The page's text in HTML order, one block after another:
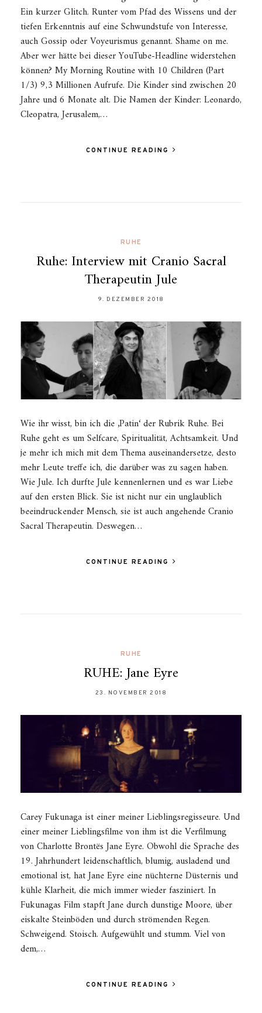
Ein kurzer Glitch. Runter vom Pfad des Wissens und der
tiefen Erkenntnis auf eine Schwundstufe von Interesse,
auch Gossip oder Voyeurismus genannt. Shame on me.
Aber wer hätte bei dieser YouTube-Headline widerstehen
können? My Morning Routine with 10 Children (Part
1/3) 9,3 Millionen Aufrufe. Die Kinder sind zwischen 20
Jahre und 6 Monate alt. Die Namen der Kinder: Leonardo,
Cleopatra, Jerusalem,…
CONTINUE READING
RUHE
Ruhe: Interview mit Cranio Sacral
Therapeutin Jule
9. DEZEMBER 2018
Wie ihr wisst, bin ich die ‚Patin‘ der Rubrik Ruhe. Bei
Ruhe geht es um Selfcare, Spiritualität, Achtsamkeit. Und
je mehr ich mich mit dem Thema auseinandersetze, desto
mehr Leute treffe ich, die darüber was zu sagen haben.
Wie Jule. Ich durfte Jule kennenlernen und es war Liebe
auf den ersten Blick. Sie ist nicht nur ein unglaublich
beeindruckender Mensch, sie ist auch angehende Cranio
Sacral Therapeutin. Deswegen…
CONTINUE READING
RUHE
RUHE: Jane Eyre
23. NOVEMBER 2018
Carey Fukunaga ist einer meiner Lieblingsregisseure. Und
einer meiner Lieblingsfilme von ihm ist die Verfilmung
von Charlotte Brontës Jane Eyre. Obwohl die Sprache des
19. Jahrhundert leidenschaftlich, blumig, ausladend und
emotional ist, hat Jane Eyre eine nüchterne Düsternis und
kühle Klarheit, die mich immer wieder fasziniert. In
Fukunagas Film stapft Jane durch dunstige Moore, über
eiskalte Steinböden und durch strömenden Regen.
Schweigend. Stoisch. Aufgewühlt und stumm. Viel von
dem,…
CONTINUE READING